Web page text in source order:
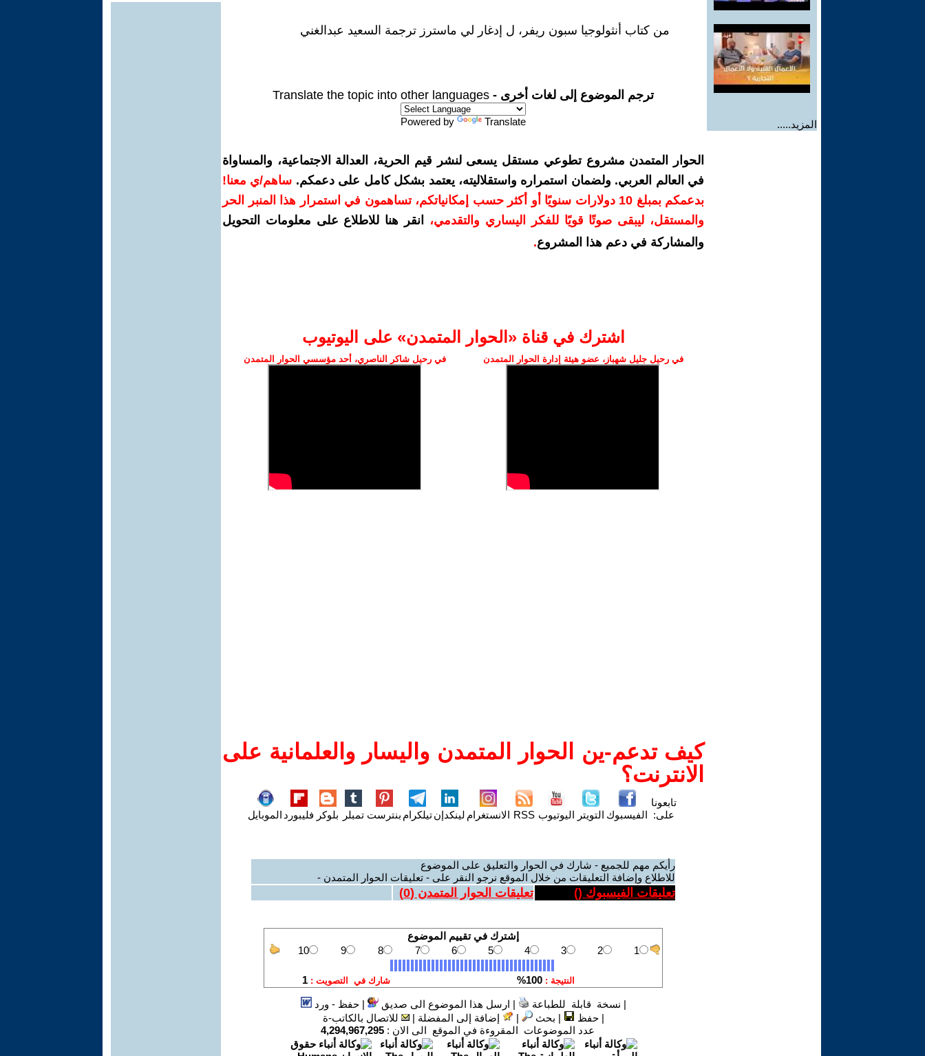
المزيد.....
من كتاب أنثولوجيا سبون ريفر، ل إدغار لي ماسترز ترجمة السعيد عبدالغني
ترجم الموضوع إلى لغات أخرى - Translate the topic into other languages
Powered by Translate
الحوار المتمدن مشروع تطوعي مستقل يسعى لنشر قيم الحرية، العدالة الاجتماعية، والمساواة
في العالم العربي. ولضمان استمراره واستقلاليته، يعتمد بشكل كامل على دعمكم. ساهم/ي معنا!
بدعمكم بمبلغ 10 دولارات سنويًا أو أكثر حسب إمكانياتكم، تساهمون في استمرار هذا المنبر الحر
والمستقل، ليبقى صوتًا قويًا للفكر اليساري والتقدمي،
انقر هنا للاطلاع على معلومات التحويل
والمشاركة في دعم هذا المشروع.
اشترك في قناة ‫«الحوار المتمدن» على اليوتيوب
في رحيل جليل شهباز، عضو هيئة إدارة الحوار المتمدن في رحيل شاكر الناصري، أحد مؤسسي الحوار المتمدن
كيف تدعم-ين الحوار المتمدن واليسار والعلمانية على
الانترنت؟
تابعونا
على: الفيسبوك التويتر اليوتيوب RSS الانستغرام لينكدإنتيلكرام بنترست تمبلر بلوكر فليبورد الموبايل
رأيكم مهم للجميع - شارك في الحوار والتعليق على الموضوع
للاطلاع وإضافة التعليقات من خلال الموقع نرجو النقر على - تعليقات الحوار المتمدن -
تعليقات الفيسبوك () تعليقات الحوار المتمدن (0
)
| نسخة قابلة للطباعة | ارسل هذا الموضوع الى صديق |حفظ - ورد
|حفظ | بحث | إضافة إلى المفضلة |
للاتصال بالكاتب-ة
عدد الموضوعات المقروءة في الموقع الى الان : 4,294,967,295